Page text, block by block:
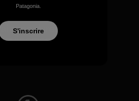
durer votre
équipement.
Patagonia.
S'inscrire